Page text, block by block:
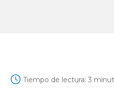
Tiempo de lectura: 3